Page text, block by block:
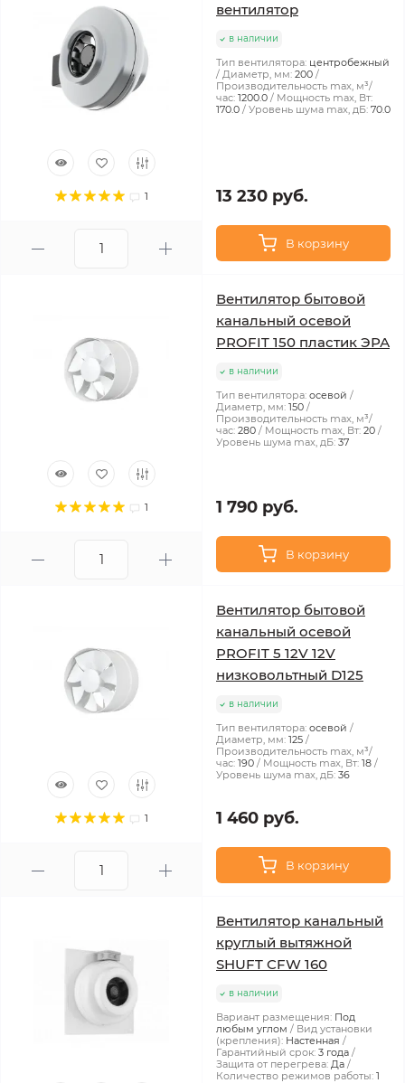
1
вентилятор
в наличии
Тип вентилятора: центробежный
Диаметр, мм: 200
Производительность max, м³/
час: 1200.0
Мощность max, Вт:
170.0
Уровень шума max, дБ: 70.0
13 230 руб.
В корзину
1
Вентилятор бытовой
канальный осевой
PROFIT 150 пластик ЭРА
в наличии
Тип вентилятора: осевой
Диаметр, мм: 150
Производительность max, м³/
час: 280 Мощность max, Вт: 20
Уровень шума max, дБ: 37
1 790 руб.
В корзину
1
Вентилятор бытовой
канальный осевой
PROFIT 5 12V 12V
низковольтный D125
в наличии
Тип вентилятора: осевой
Диаметр, мм: 125
Производительность max, м³/
час: 190 Мощность max, Вт: 18
Уровень шума max, дБ: 36
1 460 руб.
В корзину
Вентилятор канальный
круглый вытяжной
SHUFT CFW 160
в наличии
Вариант размещения: Под
любым углом
Вид установки
(крепления): Настенная
Гарантийный срок: 3 года
Защита от перегрева: Да
Количество режимов работы: 1